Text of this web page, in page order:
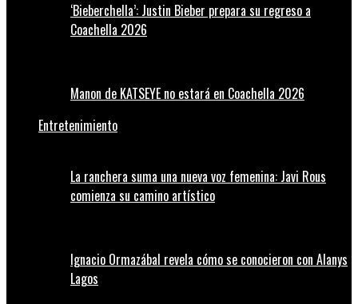
‘Bieberchella’: Justin Bieber prepara su regreso a
Coachella 2026
Manon de KATSEYE no estará en Coachella 2026
Entretenimiento
La ranchera suma una nueva voz femenina: Javi Rous
comienza su camino artístico
Ignacio Ormazábal revela cómo se conocieron con Alanys
Lagos